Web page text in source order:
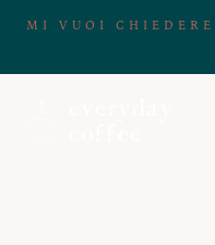
MI VUOI